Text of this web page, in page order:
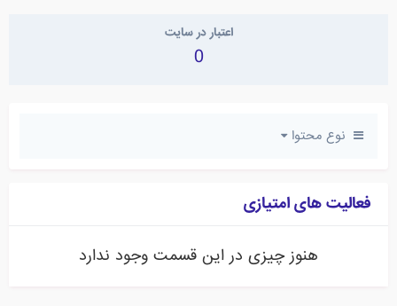
اعتبار در سایت
0
نوع محتوا
فعالیت های امتیازی
هنوز چیزی در این قسمت وجود ندارد